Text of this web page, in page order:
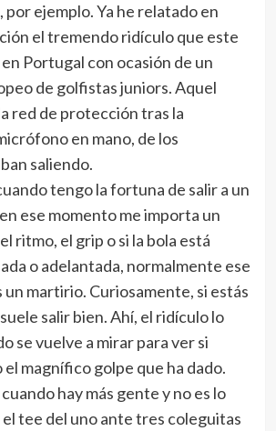
por ejemplo. Ya he relatado en
el tremendo ridículo que este
Portugal con ocasión de un
de golfistas juniors. Aquel
red de protección tras la
en mano, de los
saliendo.
tengo la fortuna de salir a un
ese momento me importa un
ritmo, el grip o si la bola está
o adelantada, normalmente ese
un martirio. Curiosamente, si estás
salir bien. Ahí, el ridículo lo
se vuelve a mirar para ver si
el magnífico golpe que ha dado.
hay más gente y no es lo
el tee del uno ante tres coleguitas